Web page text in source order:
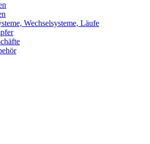
Wechselsysteme, Läufe